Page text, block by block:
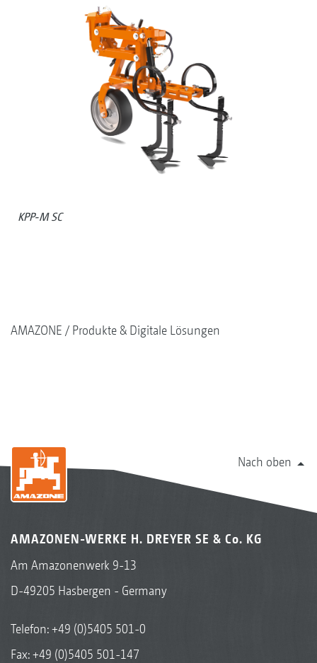
KPP-M SC
AMAZONE Produkte & Digitale Lösungen
Nach oben
AMAZONEN-WERKE H. DREYER SE & Co. KG
Am Amazonenwerk 9-13
D-49205 Hasbergen - Germany
Telefon:+49 (0)5405 501-0
Fax: +49 (0)5405 501-147